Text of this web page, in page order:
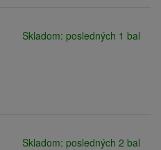
Skladom: posledných 1 bal
Skladom: posledných 2 bal